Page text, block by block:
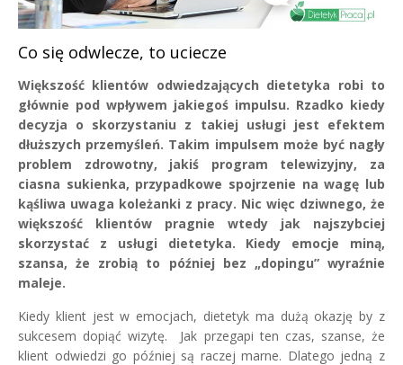
Co się odwlecze, to uciecze
Większość klientów odwiedzających dietetyka robi to
głównie pod wpływem jakiegoś impulsu. Rzadko kiedy
decyzja o skorzystaniu z takiej usługi jest efektem
dłuższych przemyśleń. Takim impulsem może być nagły
problem zdrowotny, jakiś program telewizyjny, za
ciasna sukienka, przypadkowe spojrzenie na wagę lub
kąśliwa uwaga koleżanki z pracy. Nic więc dziwnego, że
większość klientów pragnie wtedy jak najszybciej
skorzystać z usługi dietetyka. Kiedy emocje miną,
szansa, że zrobią to później bez „dopingu” wyraźnie
maleje.
Kiedy klient jest w emocjach, dietetyk ma dużą okazję by z
sukcesem dopiąć wizytę. Jak przegapi ten czas, szanse, że
klient odwiedzi go później są raczej marne. Dlatego jedną z